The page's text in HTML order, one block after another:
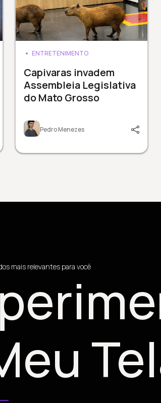
ENTRETENIMENTO
Capivaras invadem
Assembleia Legislativa
do Mato Grosso
Pedro Menezes
mais relevantes para você